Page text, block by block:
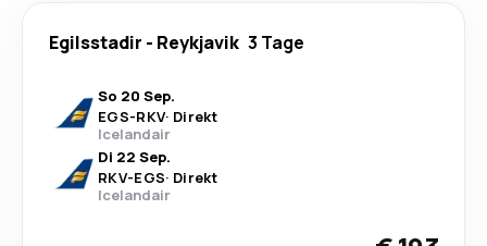
Egilsstadir - Reykjavik 3 Tage
So 20 Sep.
EGS-RKV· Direkt
Icelandair
Di 22 Sep.
RKV-EGS· Direkt
Icelandair